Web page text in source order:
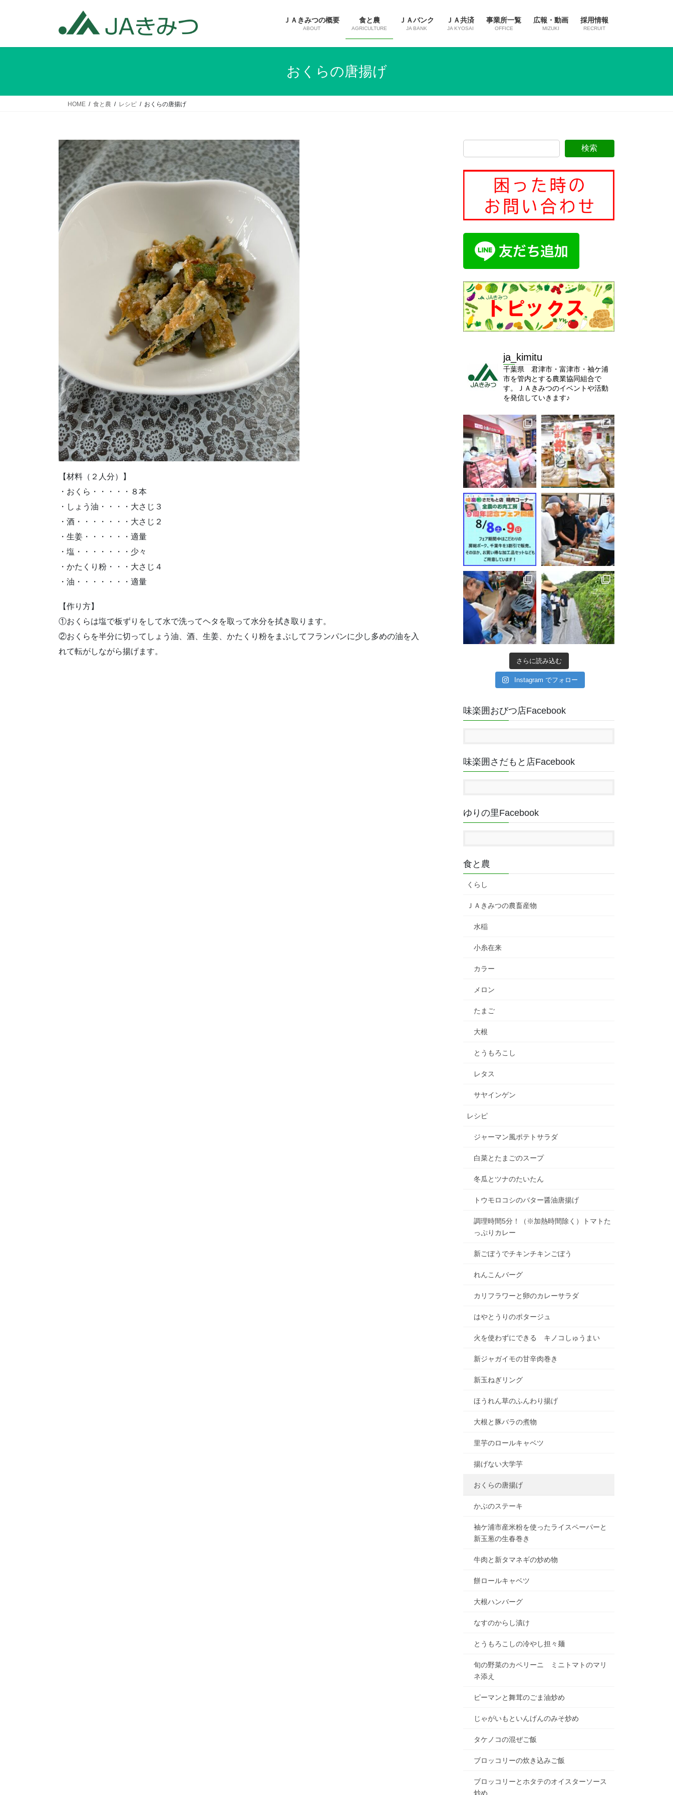
ＪＡきみつの概要
ABOUT
食と農
AGRICULTURE
ＪＡバンク
JA BANK
ＪＡ共済
JA KYOSAI
事業所一覧
OFFICE
広報・動画
MIZUKI
採用情報
RECRUIT
おくらの唐揚げ
HOME 食と農 レシピ おくらの唐揚げ
【材料（２人分）】
・おくら・・・・・８本
・しょう油・・・・大さじ３
・酒・・・・・・・大さじ２
・生姜・・・・・・適量
・塩・・・・・・・少々
・かたくり粉・・・大さじ４
・油・・・・・・・適量
【作り方】
①おくらは塩で板ずりをして水で洗ってヘタを取って水分を拭き取ります。
②おくらを半分に切ってしょう油、酒、生姜、かたくり粉をまぶしてフランパンに少し多めの油を入
れて転がしながら揚げます。
検索
ja_kimitu
千葉県 君津市・富津市・袖ケ浦
市を管内とする農業協同組合で
す。ＪＡきみつのイベントや活動
を発信していきます♪
さらに読み込む
Instagram でフォロー
味楽囲おびつ店Facebook
味楽囲さだもと店Facebook
ゆりの里Facebook
食と農
くらし
ＪＡきみつの農畜産物
水稲
小糸在来
カラー
メロン
たまご
大根
とうもろこし
レタス
サヤインゲン
レシピ
ジャーマン風ポテトサラダ
白菜とたまごのスープ
冬瓜とツナのたいたん
トウモロコシのバター醤油唐揚げ
調理時間5分！（※加熱時間除く）トマトた
っぷりカレー
新ごぼうでチキンチキンごぼう
れんこんバーグ
カリフラワーと卵のカレーサラダ
はやとうりのポタージュ
火を使わずにできる キノコしゅうまい
新ジャガイモの甘辛肉巻き
新玉ねぎリング
ほうれん草のふんわり揚げ
大根と豚バラの煮物
里芋のロールキャベツ
揚げない大学芋
おくらの唐揚げ
かぶのステーキ
袖ケ浦市産米粉を使ったライスペーパーと
新玉葱の生春巻き
牛肉と新タマネギの炒め物
餅ロールキャベツ
大根ハンバーグ
なすのからし漬け
とうもろこしの冷やし担々麺
旬の野菜のカペリーニ ミニトマトのマリ
ネ添え
ピーマンと舞茸のごま油炒め
じゃがいもといんげんのみそ炒め
タケノコの混ぜご飯
ブロッコリーの炊き込みご飯
ブロッコリーとホタテのオイスターソース
炒め